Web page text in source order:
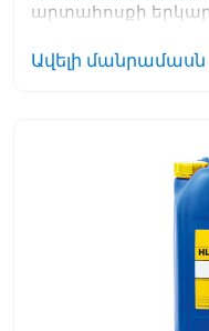
արտահոսքի
տարբեր
Ավելի մանրամասն